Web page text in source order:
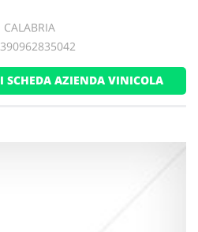
SCHEDA AZIENDA VINICOLA